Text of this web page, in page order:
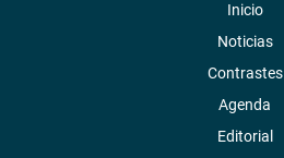
fotografia.congreso.gob.pe
Inicio
Noticias
Contrastes
Agenda
Editorial